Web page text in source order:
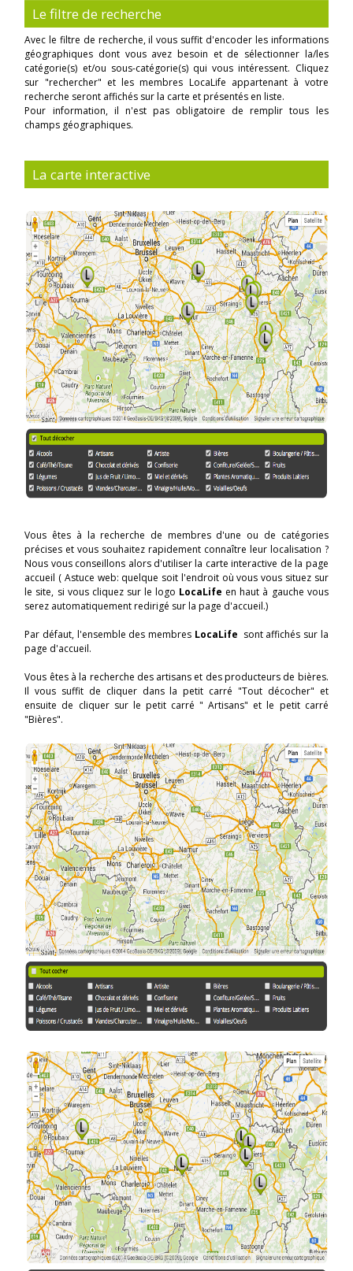
Le filtre de recherche
Avec le filtre de recherche, il vous suffit d'encoder les informations
géographiques dont vous avez besoin et de sélectionner la/les
catégorie(s) et/ou sous-catégorie(s) qui vous intéressent. Cliquez
sur "rechercher" et les membres LocaLife appartenant à votre
recherche seront affichés sur la carte et présentés en liste.
Pour information, il n'est pas obligatoire de remplir tous les
champs géographiques.
La carte interactive
Vous êtes à la recherche de membres d'une ou de catégories
précises et vous souhaitez rapidement connaître leur localisation ?
Nous vous conseillons alors d'utiliser la carte interactive de la page
accueil ( Astuce web: quelque soit l'endroit où vous vous situez sur
le site, si vous cliquez sur le logo LocaLife en haut à gauche vous
serez automatiquement redirigé sur la page d'accueil.)
Par défaut, l'ensemble des membres LocaLife sont affichés sur la
page d'accueil.
Vous êtes à la recherche des artisans et des producteurs de bières.
Il vous suffit de cliquer dans la petit carré "Tout décocher" et
ensuite de cliquer sur le petit carré " Artisans" et le petit carré
"Bières".